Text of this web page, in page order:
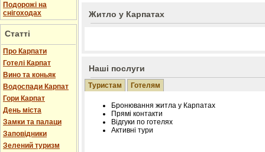
Подорожі на
снігоходах
Статті
Про Карпати
Готелі Карпат
Вино та коньяк
Водоспади Карпат
Гори Карпат
День міста
Замки та палаци
Заповідники
Зелений туризм
Житло у Карпатах
Наші послуги
Туристам Готелям
Бронювання житла у Карпатах
Прямі контакти
Відгуки по готелях
Активні тури